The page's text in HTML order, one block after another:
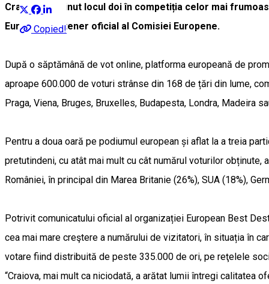
Copied!
Craiova a obținut locul doi în competiția celor mai
Europa și partener oficial al Comisiei Europene.
După o săptămână de vot online, platforma europeană de
aproape 600.000 de voturi strânse din 168 de țări din lume,
Praga, Viena, Bruges, Bruxelles, Budapesta, Londra, Madeira
Pentru a doua oară pe podiumul european și aflat la a treia
pretutindeni, cu atât mai mult cu cât numărul voturilor
României, în principal din Marea Britanie (26%), SUA (18%),
Potrivit comunicatului oficial al organizației European Best
cea mai mare creştere a numărului de vizitatori, în situația în
votare fiind distribuită de peste 335.000 de ori, pe reţelele
“Craiova, mai mult ca niciodată, a arătat lumii întregi calitatea